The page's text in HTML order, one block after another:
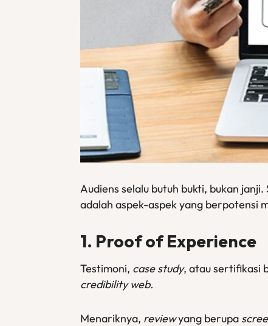
Audiens selalu butuh bukti, bukan
adalah aspek-aspek yang berpotensi
1. Proof of Experience
Testimoni, case study, atau sertifikasi
credibility web.
Menariknya, reviewyang berupa